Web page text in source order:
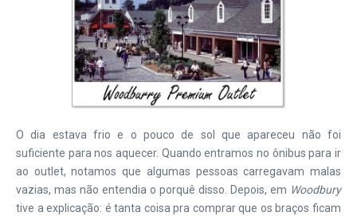
O dia estava frio e o pouco de sol que apareceu não foi
suficiente para nos aquecer. Quando entramos no ônibus para ir
ao outlet, notamos que algumas pessoas carregavam malas
vazias, mas não entendia o porquê disso. Depois, em Woodbury
tive a explicação: é tanta coisa pra comprar que os braços ficam